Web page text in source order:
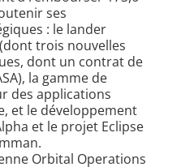
ses
: le lander
trois nouvelles
dont un contrat de
la gamme de
des applications
et le développement
et le projet Eclipse
Orbital Operations